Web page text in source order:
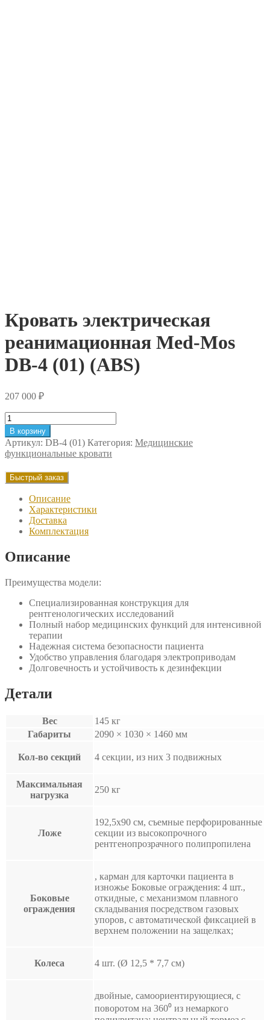
Кровать электрическая
реанимационная Med-Mos
DB-4 (01) (ABS)
207 000 ₽
Количество
товара
Кровать
электрическая
реанимационная
Med-
Mos
(01)
(ABS)
В корзину
Артикул: DB-4 (01) Категория: Медицинские
функциональные кровати
Быстрый заказ
Описание
Характеристики
Доставка
Комплектация
Описание
Преимущества модели:
Специализированная конструкция для
рентгенологических исследований
Полный набор медицинских функций для интенсивной
терапии
Надежная система безопасности пациента
Удобство управления благодаря электроприводам
Долговечность и устойчивость к дезинфекции
Детали
Вес
145 кг
Габариты
2090 × 1030 × 1460 мм
Кол-во секций 4 секции, из них 3 подвижных
Максимальная
нагрузка
250 кг
Ложе
192,5х90 см, съемные перфорированные
секции из высокопрочного
рентгенопрозрачного полипропилена
Боковые
ограждения
, карман для карточки пациента в
изножье Боковые ограждения: 4 шт.,
откидные, с механизмом плавного
складывания посредством газовых
упоров, с автоматической фиксацией в
верхнем положении на защелках;
Колеса 4 шт. (Ø 12,5 * 7,7 см)
двойные, самоориентирующиеся, с
поворотом на 360⁰ из немаркого